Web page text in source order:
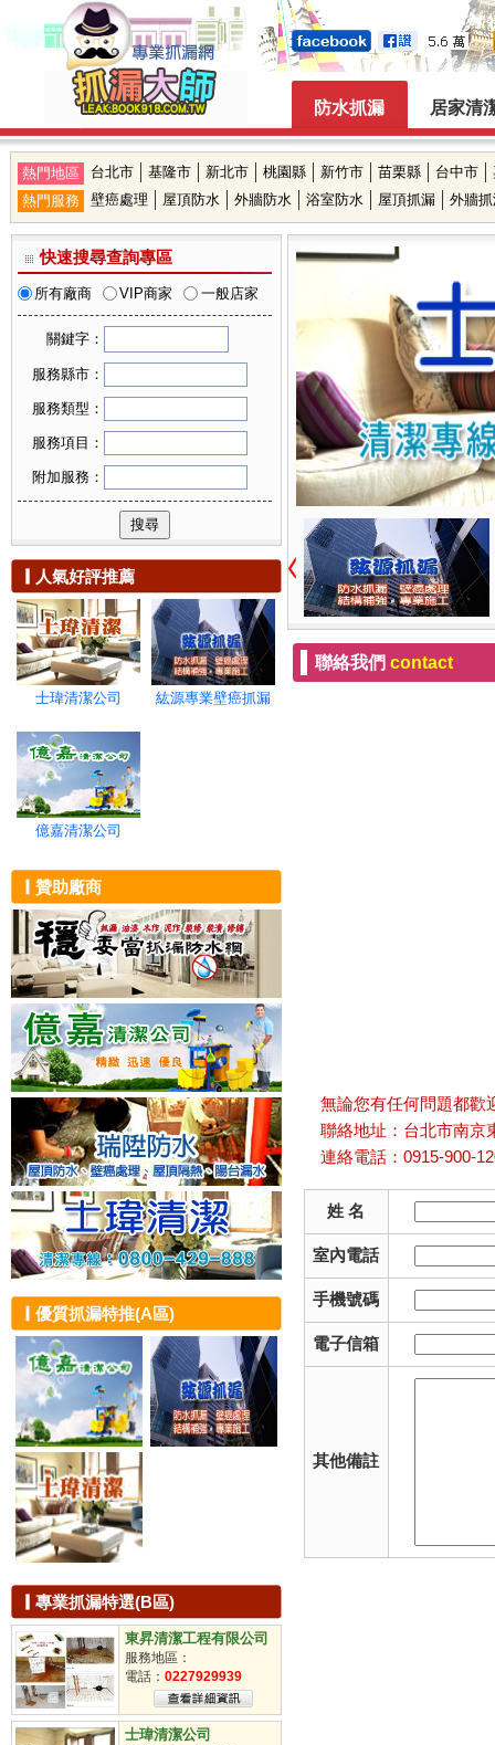
防水抓漏 居家清
熱門地區 台北市 基隆市 新北市 桃園縣 新竹市 苗栗縣 台中市
熱門服務
壁癌處理 屋頂防水 外牆防水 浴室防水 屋頂抓漏 外牆
快速搜尋查詢專區
所有廠商 VIP商家 一般店家
關鍵字：
服務縣市：
可複選縣市
台北市
新北市
桃園縣
新竹市
新竹縣
苗栗縣
彰化縣
南投縣
雲林縣
嘉義市
嘉義縣
連江縣
服務類型：
可複選服務類型
壁癌處理
防水工程
服務項目：
可複選服務項目
鐵皮屋抓漏
天花板漏水
壁癌處理
浴室漏水
外牆防水
浴室防水
防水工程
屋頂抓漏
外牆抓漏
附加服務：
可複選附加服務
人氣好評推薦
士瑋清潔公司 紘源專業壁癌抓漏
億嘉清潔公司
贊助廠商
優質抓漏特推(A區)
專業抓漏特選(B區)
東昇清潔工程有限公司
服務地區：
電話： 0227929939
士瑋清潔公司
聯絡我們 contact
無論您有任何問題都歡
聯絡地址：台北市南京
連絡電話：0915-900-
姓 名
室內電話
手機號碼
電子信箱
其他備註